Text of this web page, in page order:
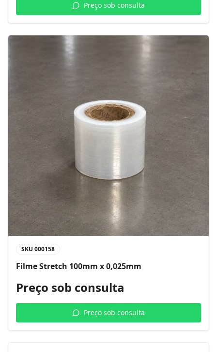
Preço sob consulta
SKU 000158
Filme Stretch 100mm x 0,025mm
Preço sob consulta
Preço sob consulta